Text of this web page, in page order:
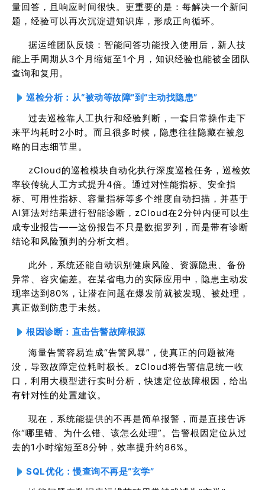
量回答，且响应时间很快。更重要的是：每解决一个新问
题，经验可以再次沉淀进知识库，形成正向循环。
据运维团队反馈：智能问答功能投入使用后，新人技
能上手周期从3个月缩短至1个月，知识经验也能被全团队
查询和复用。
巡检分析：从“被动等故障”到“主动找隐患”
过去巡检靠人工执行和经验判断，一套日常操作走下
来平均耗时2小时。而且很多时候，隐患往往隐藏在被忽
略的日志细节里。
zCloud的巡检模块自动化执行深度巡检任务，巡检效
率较传统人工方式提升4倍。通过对性能指标、安全指
标、可用性指标、容量指标等多个维度自动扫描，并基于
AI算法对结果进行智能诊断，zCloud在2分钟内便可以生
成专业报告——这份报告不只是数据罗列，而是带有诊断
结论和风险预判的分析文档。
此外，系统还能自动识别健康风险、资源隐患、备份
异常、容灾偏差。在某省电力的实际应用中，隐患主动发
现率达到80%，让潜在问题在爆发前就被发现、被处理，
真正做到防患于未然。
根因诊断：直击告警故障根源
海量告警容易造成“告警风暴”，使真正的问题被淹
没，导致故障定位耗时极长。zCloud将告警信息统一收
口，利用大模型进行实时分析，快速定位故障根因，给出
有针对性的处置建议。
现在，系统能提供的不再是简单报警，而是直接告诉
你“哪里错、为什么错、该怎么处理”。告警根因定位从过
去的1小时缩短至8分钟，效率提升约86%。
SQL优化：慢查询不再是“玄学”